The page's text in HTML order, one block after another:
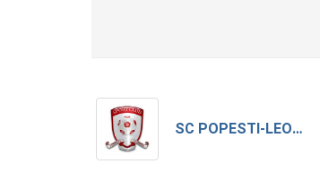
SC POPESTI-LEORDENI